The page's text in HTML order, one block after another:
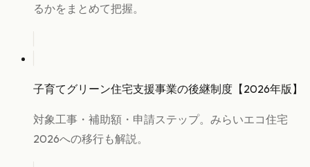
るかをまとめて把握。
子育てグリーン住宅支援事業の後継制度【2026年版】
対象工事・補助額・申請ステップ。みらいエコ住宅
2026への移行も解説。